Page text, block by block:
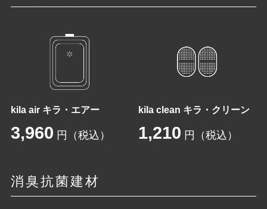
kila air キラ・エアー
3,960 円（税込）
kila clean キラ・クリーン
1,210 円（税込）
消臭抗菌建材